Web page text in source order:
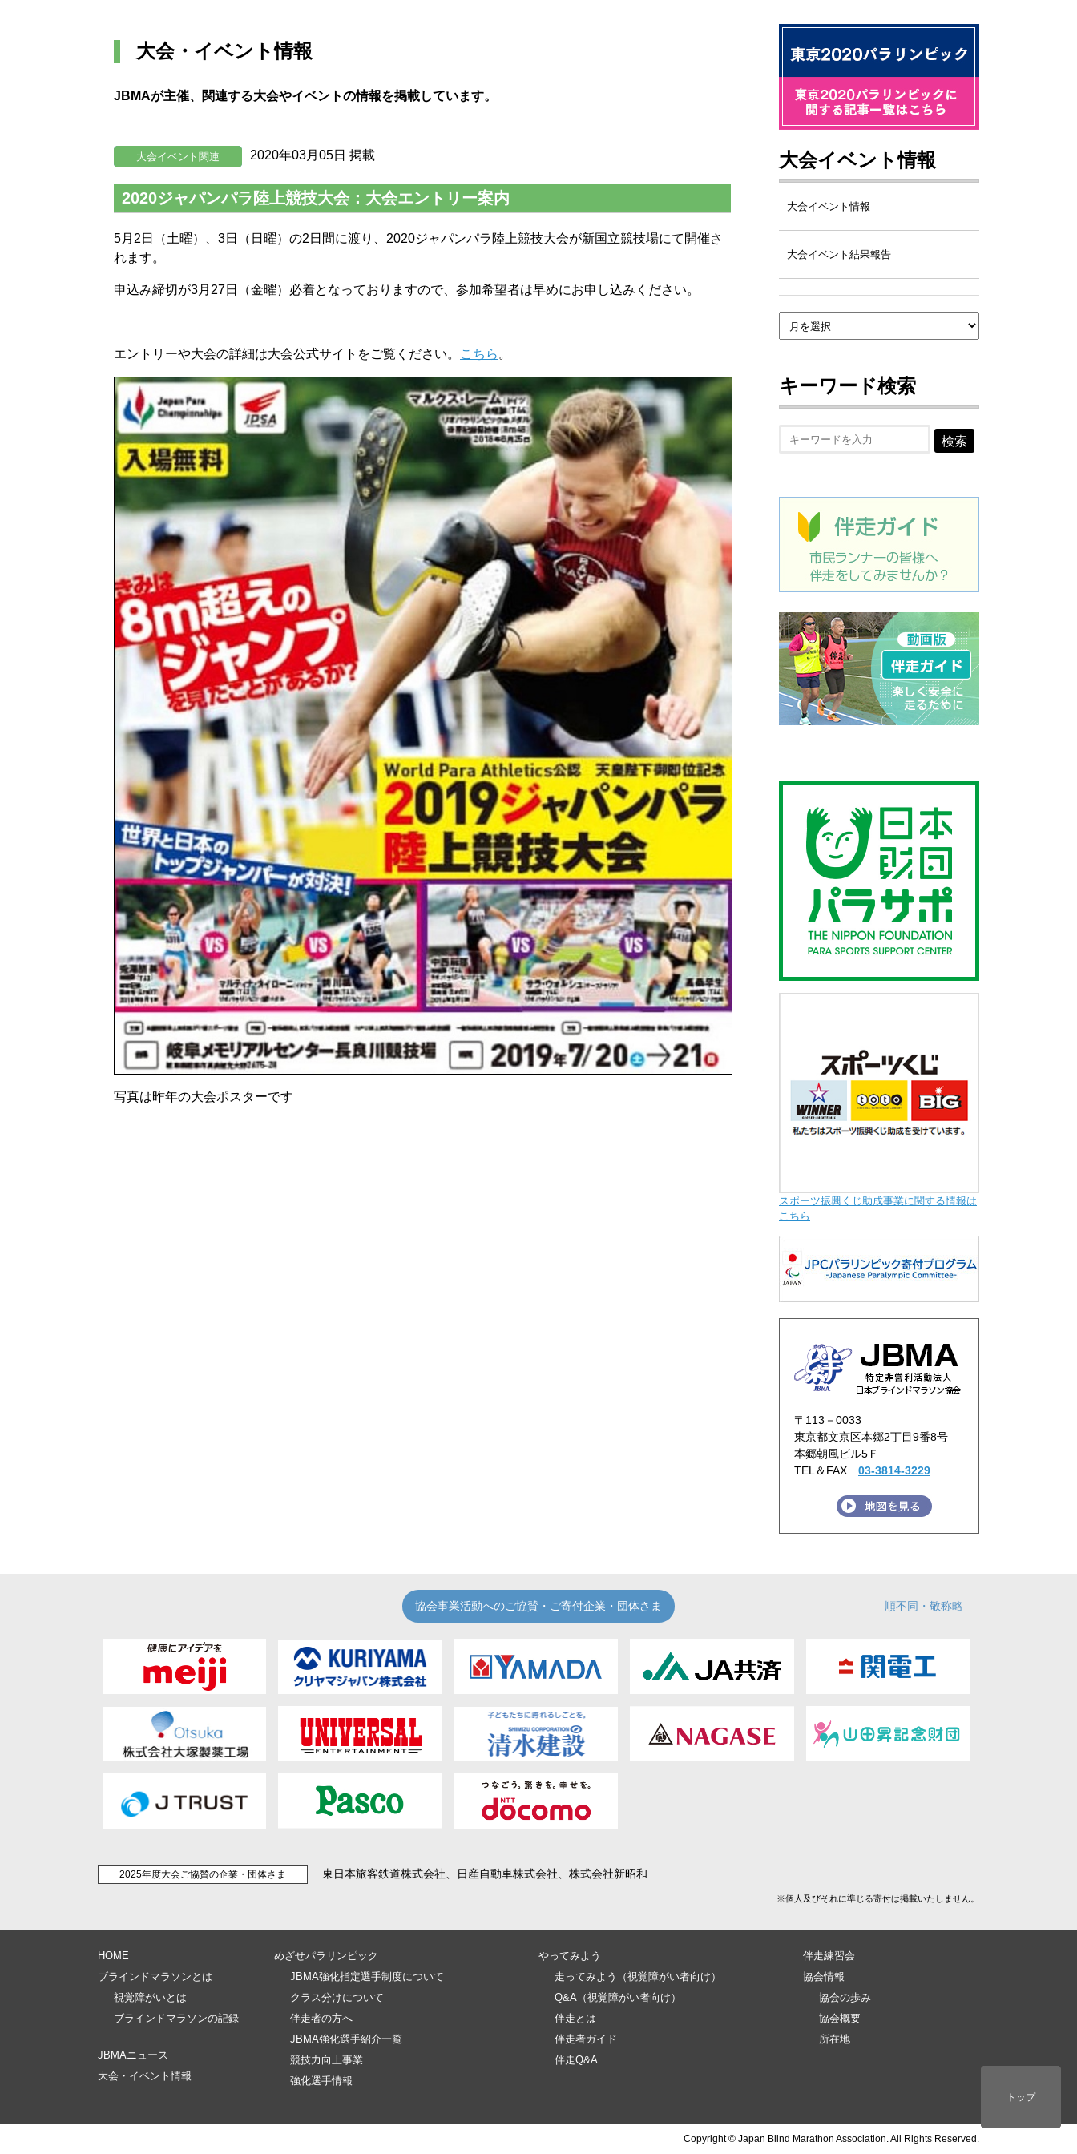
大会・イベント情報
JBMAが主催、関連する大会やイベントの情報を掲載しています。
大会イベント関連 2020年03月05日 掲載
2020ジャパンパラ陸上競技大会：大会エントリー案内
5月2日（土曜）、3日（日曜）の2日間に渡り、2020ジャパンパラ陸上競技大会が新国立競技場にて開催さ
れます。
申込み締切が3月27日（金曜）必着となっておりますので、参加希望者は早めにお申し込みください。
エントリーや大会の詳細は大会公式サイトをご覧ください。 こちら 。
写真は昨年の大会ポスターです
ページトップ
大会イベント情報
大会イベント情報
大会イベント結果報告
キーワード検索
検索
トップ
スポーツ振興くじ助成事業に関する情報は
こちら
トップ
〒113－0033
東京都文京区本郷2丁目9番8号
本郷朝風ビル5Ｆ
TEL＆FAX 03-3814-3229
協会事業活動へのご協賛・ご寄付企業・団体さま 順不同・敬称略
2025年度大会ご協賛の企業・団体さま 東日本旅客鉄道株式会社、日産自動車株式会社、株式会社新昭和
※個人及びそれに準じる寄付は掲載いたしません。
HOME
ブラインドマラソンとは
視覚障がいとは
ブラインドマラソンの記録
JBMAニュース
大会・イベント情報
めざせパラリンピック
JBMA強化指定選手制度について
クラス分けについて
伴走者の方へ
JBMA強化選手紹介一覧
競技力向上事業
強化選手情報
やってみよう
走ってみよう（視覚障がい者向け）
Q&A（視覚障がい者向け）
伴走とは
伴走者ガイド
伴走Q&A
伴走練習会
協会情報
協会の歩み
協会概要
所在地
Copyright © Japan Blind Marathon Association. All Rights Reserved.